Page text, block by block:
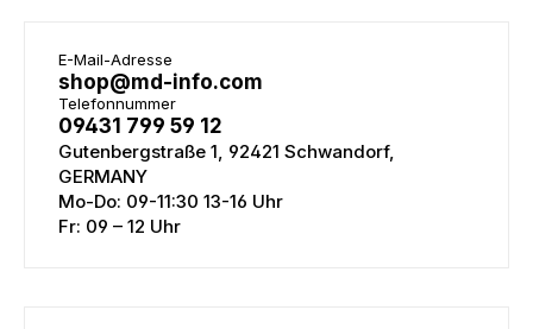
E-Mail-Adresse
shop@md-info.com
Telefonnummer
09431 799 59 12
Gutenbergstraße 1, 92421 Schwandorf,
GERMANY
Mo-Do: 09-11:30 13-16 Uhr
Fr: 09 – 12 Uhr